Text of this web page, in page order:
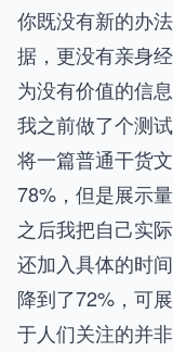
你既没有新的办
据，更没有亲身
为没有价值的信息
我之前做了个测试
将一篇普通干货
78%，但是展示量
之后我把自己实
还加入具体的时
降到了72%，可
于人们关注的并